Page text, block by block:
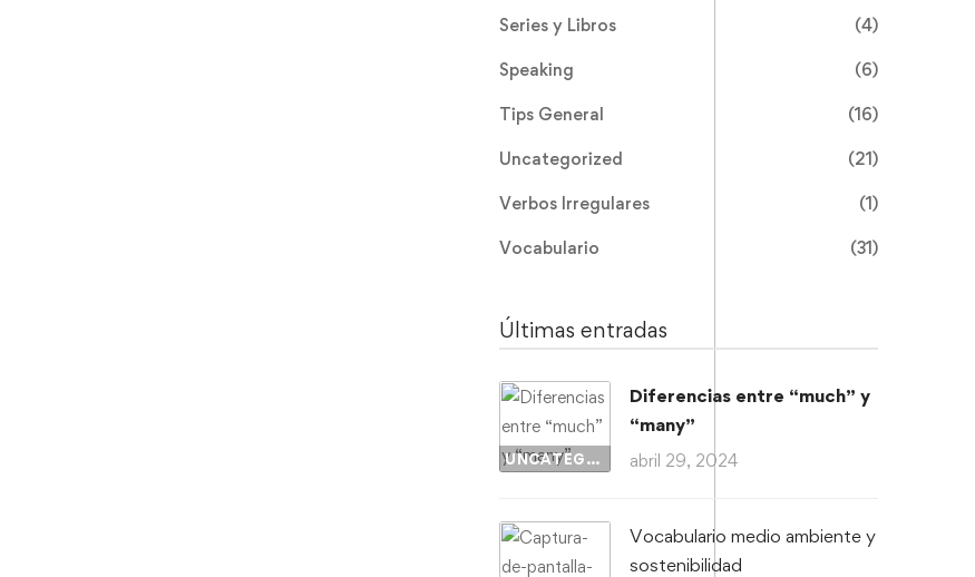
Series y Libros (4)
Speaking (6)
Tips General (16)
Uncategorized (21)
Verbos Irregulares (1)
Vocabulario (31)
Últimas entradas
UNCATEGORIZED
Diferencias entre “much” y
“many”
abril 29, 2024
Vocabulario medio ambiente y
sostenibilidad